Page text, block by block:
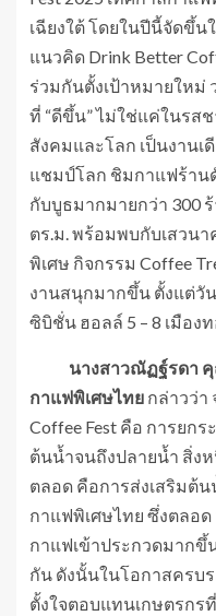
เฉียงใต้ โดยในปีนี้จัดขึ้น
แนวคิด Drink Better
ร่วมกันตั้งเป้าหมายใหม่
ที่ “ดีขึ้น” ไม่ใช่แค่ในรส
สังคมและโลก เป็นงานเ
แชมป์โลก ชิมกาแฟร้าน
กับบูธมากมายกว่า 300
ตร.ม. พร้อมพบกับเสวน
พิเศษ กิจกรรม Coffee
งานสนุกมากขึ้น ตั้งแต่วัน
ซิบิชั่น ฮอลล์ 5 – 8 เมือง
นางสาวณัฏฐ์รดา คุ
กาแฟพิเศษไทย กล่าวว่า
Coffee Fest คือ การยก
ต้นน้ำจนถึงปลายน้ำ สิ่ง
ตลอด คือการส่งเสริมต้
กาแฟพิเศษไทย ซึ่งตลอ
กาแฟเข้าประกวดมาก
กัน ดังนั้นในโอกาสครบร
ตั้งใจตอบแทนเกษตรกร